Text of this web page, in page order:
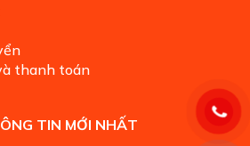
thanh toán
TIN MỚI NHẤT